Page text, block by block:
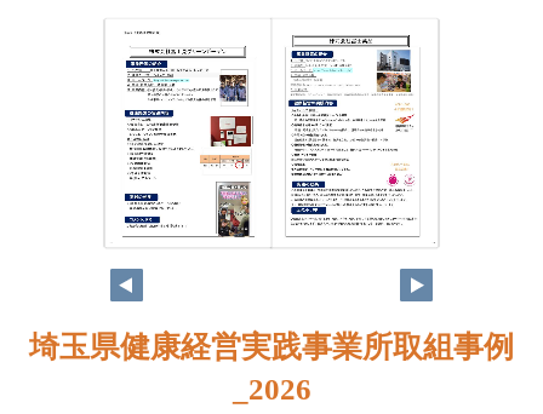
318 319
埼玉県健康経営実践事業所取組事例
_2026